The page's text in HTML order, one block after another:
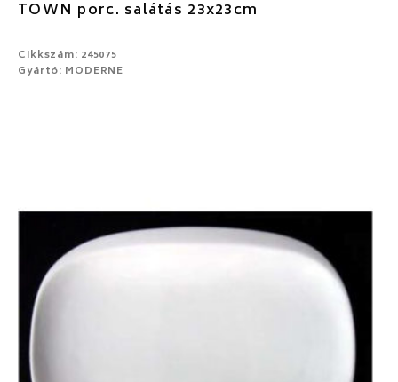
TOWN porc. salátás 23x23cm
Cikkszám: 245075
Gyártó: MODERNE